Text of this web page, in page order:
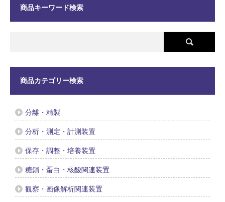
商品キーワード検索
商品カテゴリー検索
分離・精製
分析・測定・計測装置
保存・調整・培養装置
糖鎖・蛋白・核酸関連装置
観察・画像解析関連装置